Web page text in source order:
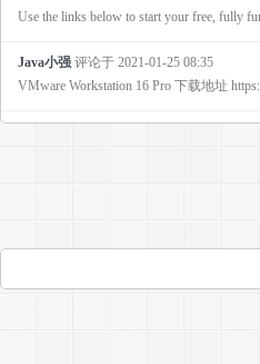
Use the links below to start your free, fully
Java小强 评论于 2021-01-25 08:35
VMware Workstation 16 Pro 下载地址